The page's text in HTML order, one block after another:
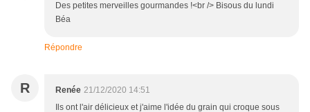
Des petites merveilles gourmandes !<br /> Bisous du lundi
Béa
Répondre
R Renée 21/12/2020 14:51
Ils ont l'air délicieux et j'aime l'idée du grain qui croque sous